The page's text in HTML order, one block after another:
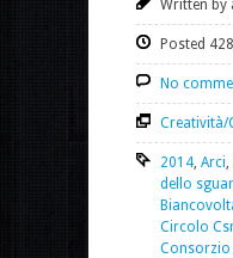
Written by
Posted
No
Creatività/
2014 Arci
dello
Circolo
Consorzio